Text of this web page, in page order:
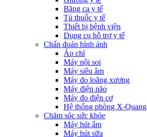
Băng ca y tế
Tủ thuốc y tế
Thiết bị bệnh viện
Dụng cụ hỗ trợ y tế
Chẩn đoán hình ảnh
Áo chì
Máy nội soi
Máy siêu âm
Máy đo loãng xương
Máy điện não
Máy đo điện cơ
Hệ thống phòng X-Quang
Chăm sóc sức khỏe
Máy hút ẩm
Máy hút sữa